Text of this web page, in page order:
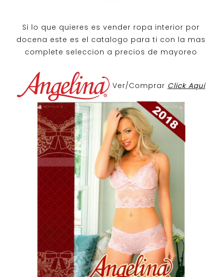
Si lo que quieres es vender ropa interior por
docena este es el catalogo para ti con la mas
complete seleccion a precios de mayoreo
Ver/Comprar Click Aqui